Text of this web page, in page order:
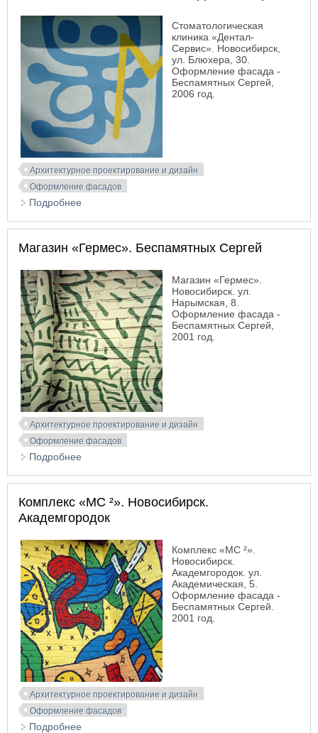
Стоматологическая
клиника «Дентал-
Сервис». Новосибирск,
ул. Блюхера, 30.
Оформление фасада -
Беспамятных Сергей,
2006 год.
Архитектурное проектирование и дизайн
Оформление фасадов
Подробнее
Магазин «Гермес». Беспамятных Сергей
Магазин «Гермес».
Новосибирск. ул.
Нарымская, 8.
Оформление фасада -
Беспамятных Сергей,
2001 год.
Архитектурное проектирование и дизайн
Оформление фасадов
Подробнее
Комплекс «MC ²». Новосибирск.
Академгородок
Комплекс «MC ²».
Новосибирск.
Академгородок. ул.
Академическая, 5.
Оформление фасада -
Беспамятных Сергей.
2001 год.
Архитектурное проектирование и дизайн
Оформление фасадов
Подробнее